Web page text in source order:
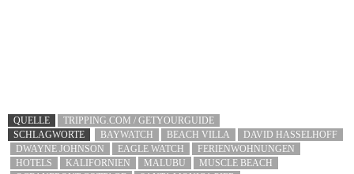
QUELLE
TRIPPING.COM / GETYOURGUIDE
SCHLAGWORTE
BAYWATCH BEACH VILLA
DAVID HASSELHOFF
DWAYNE JOHNSON
EAGLE WATCH
FERIENWOHNUNGEN
HOTELS
KALIFORNIEN MALUBU
MUSCLE BEACH